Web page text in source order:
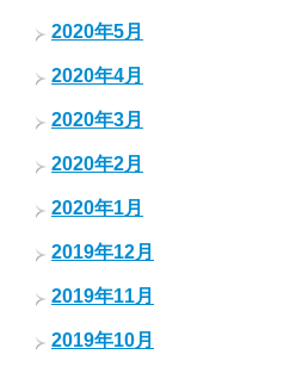
2020年5月
2020年4月
2020年3月
2020年2月
2020年1月
2019年12月
2019年11月
2019年10月